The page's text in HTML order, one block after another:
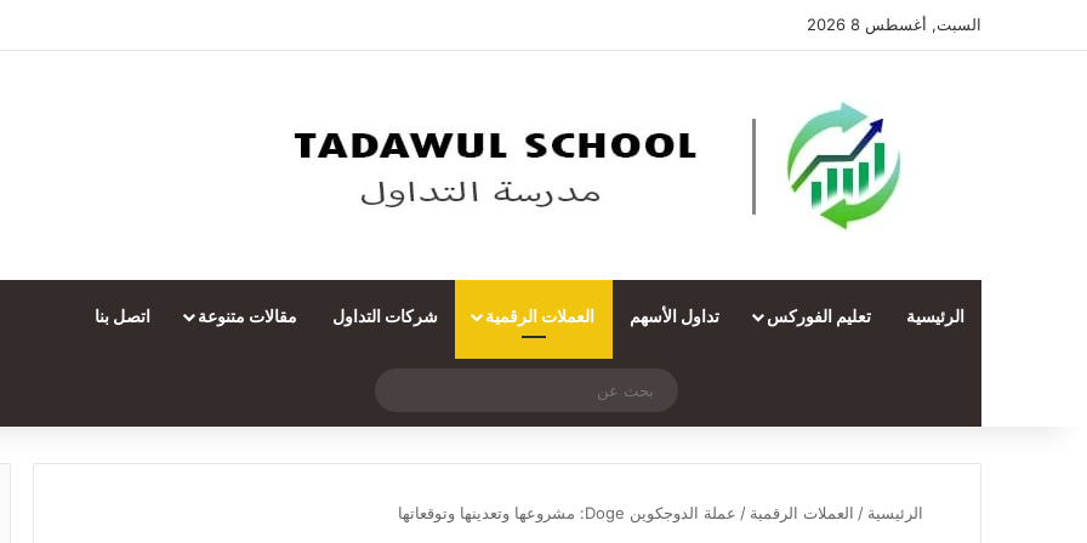
السبت, أغسطس 8 2026
الرئيسية تعليم الفوركس تداول الأسهم العملات الرقمية شركات التداول مقالات متنوعة اتصل بنا
تسجيل الدخول
مقال عشوائي
عن
الرئيسية / العملات الرقمية / عملة الدوجكوين Doge: مشروعها وتعدينها وتوقعاتها